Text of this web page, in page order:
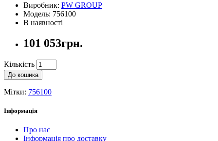
Виробник: PW GROUP
Модель: 756100
В наявності
101 053грн.
Кількість
До кошика
Мітки: 756100
Інформація
Про нас
Інформація про доставку